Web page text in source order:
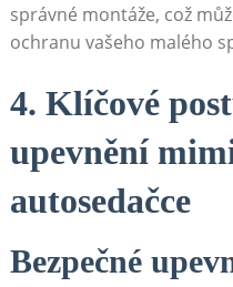
správné montáže, což
ochranu vašeho malého
4. Klíčové
upevnění
autosedačce
Bezpečné